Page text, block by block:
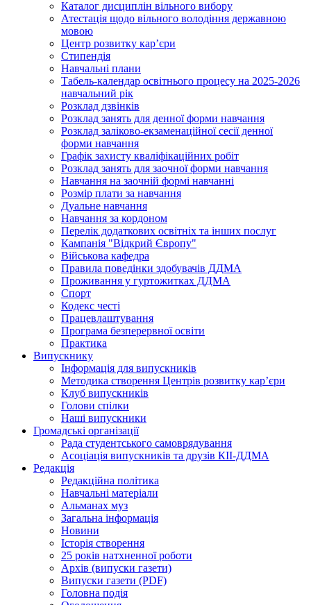
Каталог дисциплін вільного вибору
Атестація щодо вільного володіння державною
мовою
Центр розвитку кар’єри
Стипендія
Навчальні плани
Табель-календар освітнього процесу на 2025-2026
навчальний рік
Розклад дзвінків
Розклад занять для денної форми навчання
Розклад заліково-екзаменаційної сесії денної
форми навчання
Графік захисту кваліфікаційних робіт
Розклад занять для заочної форми навчання
Навчання на заочній формі навчанні
Розмір плати за навчання
Дуальне навчання
Навчання за кордоном
Перелік додаткових освітніх та інших послуг
Кампанія "Відкрий Європу"
Військова кафедра
Правила поведінки здобувачів ДДМА
Проживання у гуртожитках ДДМА
Спорт
Кодекс честі
Працевлаштування
Програма безперервної освіти
Практика
Випускнику
Інформація для випускників
Методика створення Центрів розвитку кар’єри
Клуб випускників
Голови спілки
Наші випускники
Громадські організації
Рада студентського самоврядування
Асоціація випускників та друзів КІІ-ДДМА
Редакція
Редакційна політика
Навчальні матеріали
Альманах муз
Загальна інформація
Новини
Історія створення
25 років натхненної роботи
Архів (випуски газети)
Випуски газети (PDF)
Головна подія